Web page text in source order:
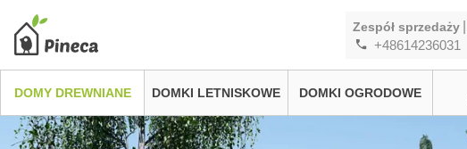
Zespół sprzedaży
+48614236031
DOMY DREWNIANE DOMKI LETNISKOWE DOMKI OGRODOWE